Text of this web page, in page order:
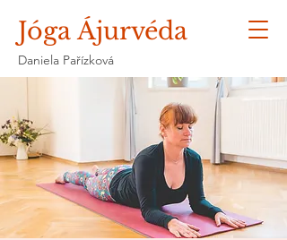
Jóga Ájurvéda
Daniela Pařízková